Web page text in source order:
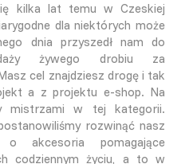
kilka lat temu w Czeskiej
dla niektórych może
dnia przyszedł nam do
żywego drobiu za
cel znajdziesz drogę i tak
a z projektu e-shop. Na
mistrzami w tej kategorii.
rozwinąć nasz
akcesoria pomagające
codziennym życiu, a to w